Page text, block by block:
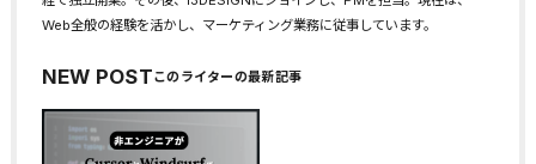
Web全般の経験を活かし、マーケティング業務に従事しています。
NEW POST